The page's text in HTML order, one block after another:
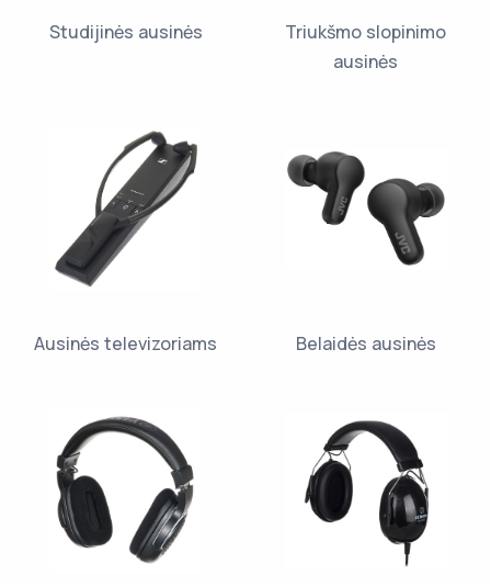
Studijinės ausinės
Triukšmo slopinimo
ausinės
Ausinės televizoriams Belaidės ausinės